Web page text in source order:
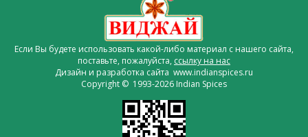
Если Вы будете использовать какой-либо материал с нашего сайта,
поставьте, пожалуйста, ссылку на нас
Дизайн и разработка сайта www.indianspices.ru
Copyright © 1993-2026 Indian Spices